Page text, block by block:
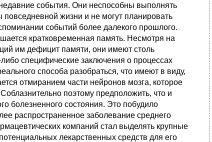
события. Они неспособны выполнять
жизни и не могут планировать
событий более далекого прошлого.
кратковременная память. Несмотря на
им дефицит памяти, они имеют столь
специфические заключения о процессах
способа разобраться, что имеют в виду,
отмиранием части нейронов мозга, которое
поэтому предположить, что и
болезненного состояния. Это побудило
распространенное заболевание среднего
компаний стал выделять крупные
лекарственных средств для его